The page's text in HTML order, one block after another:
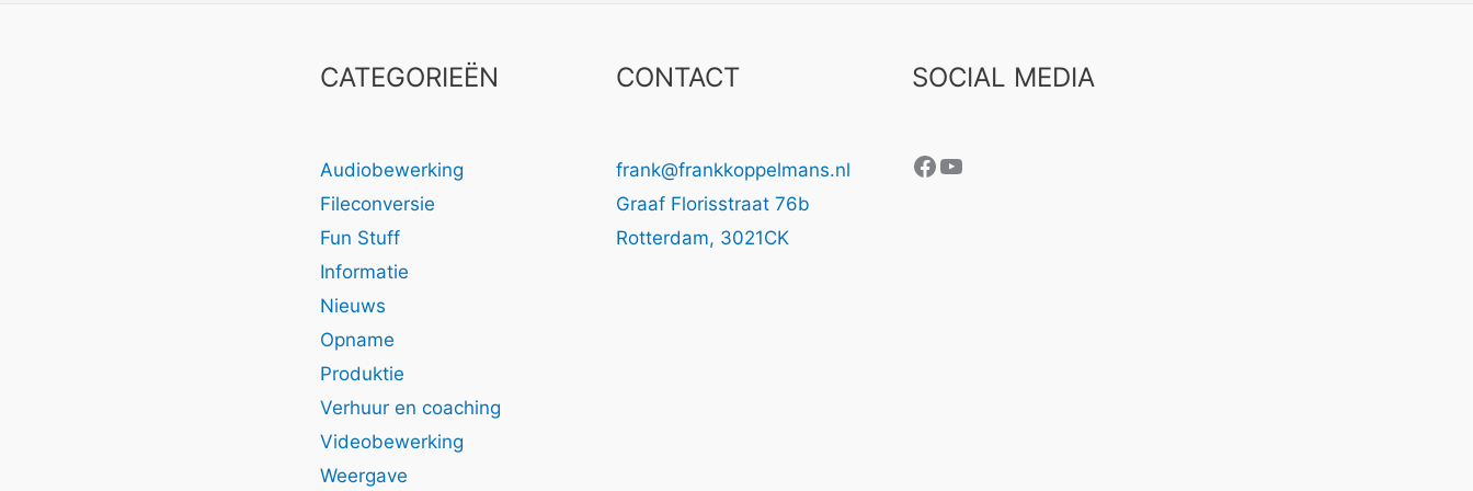
CATEGORIEËN
Audiobewerking
Fileconversie
Fun Stuff
Informatie
Nieuws
Opname
Produktie
Verhuur en coaching
Videobewerking
Weergave
CONTACT
frank@frankkoppelmans.nl
Graaf Florisstraat 76b
Rotterdam, 3021CK
SOCIAL MEDIA
Facebook
YouTube